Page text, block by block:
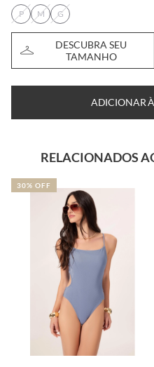
P
M G
DESCUBRA SEU
TAMANHO
ADICIONAR
RELACIONADOS
30% OFF